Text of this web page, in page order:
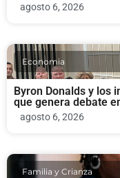
agosto 6, 2026
Economia
Byron Donalds y los
que genera debate
agosto 6, 2026
Familia y Crianza